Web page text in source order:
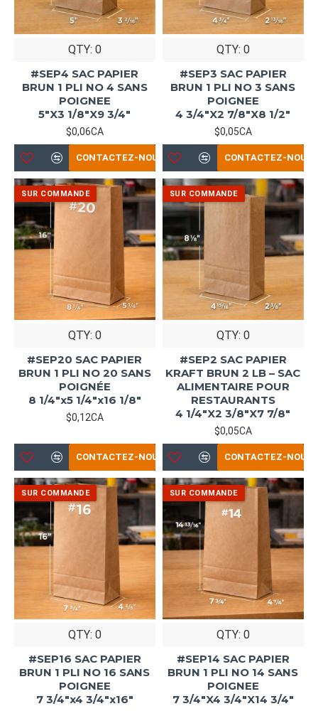
QTY: 0
#SEP4 SAC PAPIER
BRUN 1 PLI NO 4 SANS
POIGNEE
5"X3 1/8"X9 3/4"
$0,06CA
CONTACTEZ-NOUS
QTY: 0
#SEP3 SAC PAPIER
BRUN 1 PLI NO 3 SANS
POIGNEE
4 3/4"X2 7/8"X8 1/2"
$0,05CA
CONTACTEZ-NOUS
QTY: 0
#SEP20 SAC PAPIER
BRUN 1 PLI NO 20 SANS
POIGNÉE
8 1/4"x5 1/4"x16 1/8"
$0,12CA
CONTACTEZ-NOUS
QTY: 0
#SEP2 SAC PAPIER
KRAFT BRUN 2 LB – SAC
ALIMENTAIRE POUR
RESTAURANTS
4 1/4"X2 3/8"X7 7/8"
$0,05CA
CONTACTEZ-NOUS
QTY: 0
#SEP16 SAC PAPIER
BRUN 1 PLI NO 16 SANS
POIGNEE
7 3/4"x4 3/4"x16"
QTY: 0
#SEP14 SAC PAPIER
BRUN 1 PLI NO 14 SANS
POIGNEE
7 3/4"X4 3/4"X14 3/4"